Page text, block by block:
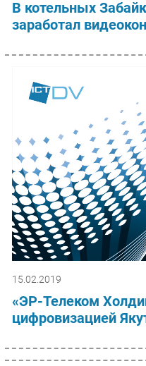
В котельных
заработал
15.02.2019
«ЭР-Телеком
цифровизацией